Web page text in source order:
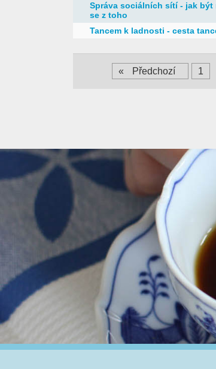
Správa sociálních sítí - jak
se z toho
Tancem k ladnosti - cesta
« Předchozí 1